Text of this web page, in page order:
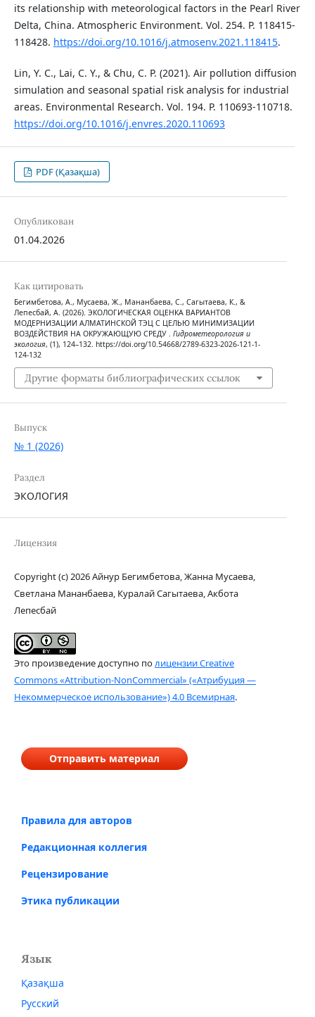
its relationship with meteorological factors in the Pearl River
Delta, China. Atmospheric Environment. Vol. 254. P. 118415-
118428. https://doi.org/10.1016/j.atmosenv.2021.118415.
Lin, Y. C., Lai, C. Y., & Chu, C. P. (2021). Air pollution diffusion
simulation and seasonal spatial risk analysis for industrial
areas. Environmental Research. Vol. 194. P. 110693-110718.
https://doi.org/10.1016/j.envres.2020.110693
PDF (Қазақша)
Опубликован
01.04.2026
Как цитировать
Бегимбетова, А., Мусаева, Ж., Мананбаева, С., Сагытаева, К., &
Лепесбай, А. (2026). ЭКОЛОГИЧЕСКАЯ ОЦЕНКА ВАРИАНТОВ
МОДЕРНИЗАЦИИ АЛМАТИНСКОЙ ТЭЦ С ЦЕЛЬЮ МИНИМИЗАЦИИ
ВОЗДЕЙСТВИЯ НА ОКРУЖАЮЩУЮ СРЕДУ . Гидрометеорология и
экология, (1), 124–132. https://doi.org/10.54668/2789-6323-2026-121-1-
124-132
Другие форматы библиографических ссылок
Выпуск
№ 1 (2026)
Раздел
ЭКОЛОГИЯ
Лицензия
Copyright (c) 2026 Айнур Бегимбетова, Жанна Мусаева,
Светлана Мананбаева, Куралай Сагытаева, Акбота
Лепесбай
Это произведение доступно по лицензии Creative
Commons «Attribution-NonCommercial» («Атрибуция —
Некоммерческое использование») 4.0 Всемирная.
Отправить материал
Правила для авторов
Редакционная коллегия
Рецензирование
Этика публикации
Язык
Қазақша
Русский